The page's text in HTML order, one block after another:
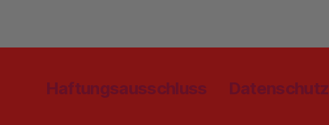
Haftungsausschluss Datenschutz